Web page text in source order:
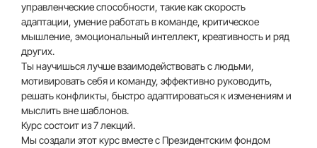
управленческие способности, такие как скорость
адаптации, умение работать в команде, критическое
мышление, эмоциональный интеллект, креативность и ряд
других.
Ты научишься лучше взаимодействовать с людьми,
мотивировать себя и команду, эффективно руководить,
решать конфликты, быстро адаптироваться к изменениям и
мыслить вне шаблонов.
Курс состоит из 7 лекций.
Мы создали этот курс вместе с Президентским фондом